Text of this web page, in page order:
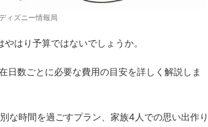
ィズニー情報局
はり予算ではないでしょうか。
日数ごとに必要な費用の目安を詳しく解説しま
な時間を過ごすプラン、家族4人での思い出作り